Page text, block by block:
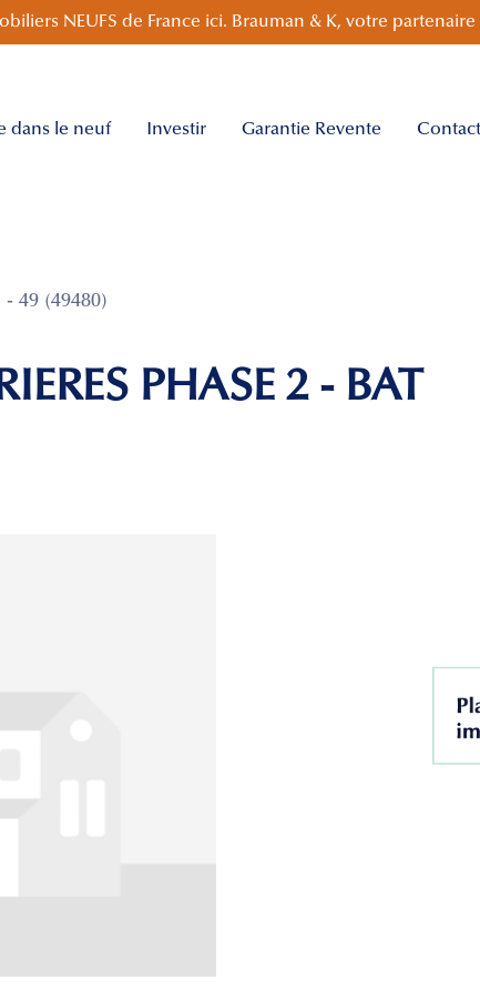
NEUFS de France ici. Brauman & K, votre
dans le neuf Investir Garantie Revente Contact
49 (49480)
PHASE 2 - BAT